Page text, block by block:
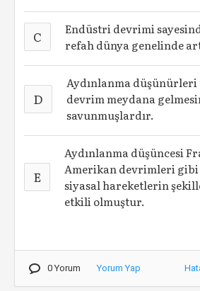
C
Endüstri devrimi
refah dünya genelinde
D
Aydınlanma
devrim meydana
savunmuşlardır.
E
Aydınlanma düşüncesi
Amerikan devrimleri
siyasal hareketlerin
etkili olmuştur.
0 Yorum Yorum Yap